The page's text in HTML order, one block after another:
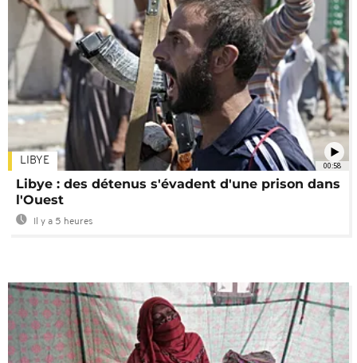
00:58
LIBYE
Libye : des détenus s'évadent d'une prison dans
l'Ouest
Il y a 5 heures